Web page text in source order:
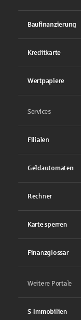
Baufinanzierung
Kreditkarte
Wertpapiere
Services
Filialen
Geldautomaten
Rechner
Karte sperren
Finanzglossar
Weitere Portale
S-Immobilien